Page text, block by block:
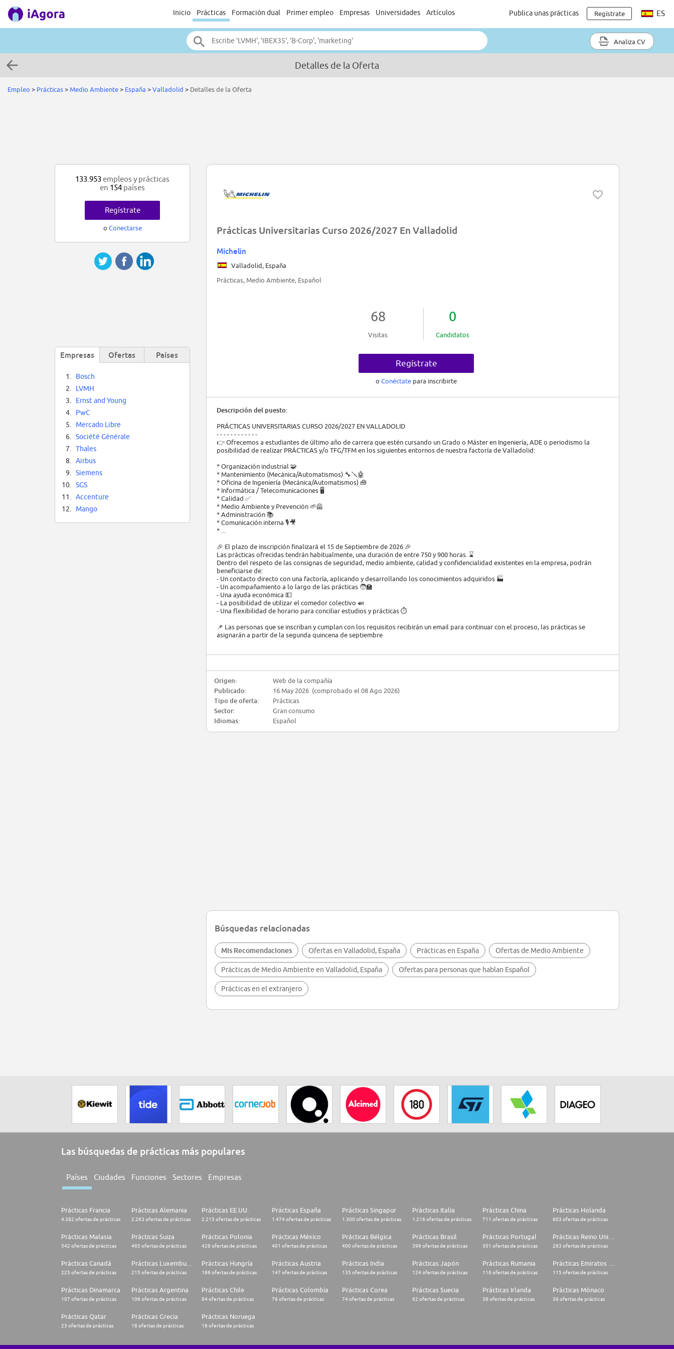
Inicio Prácticas Formación dual Primer empleo Empresas Universidades Artículos Publica unas prácticas Regístrate ES
Analiza CV
Detalles de la Oferta
Empleo > Prácticas> Medio Ambiente> España >Valladolid > Detalles de la Oferta
Prácticas Universitarias Curso 2026/2027 En Valladolid
Michelin
Valladolid, España
Prácticas, Medio Ambiente, Español
68
Visitas
0
Candidatos
Regístrate
o Conéctate para inscribirte
Descripción del puesto:
PRÁCTICAS UNIVERSITARIAS CURSO 2026/2027 EN VALLADOLID
- - - - - - - - - - - -
👉 Ofrecemos a estudiantes de último año de carrera que estén cursando un Grado o Máster en Ingeniería, ADE o periodismo la
posibilidad de realizar PRÁCTICAS y/o TFG/TFM en los siguientes entornos de nuestra factoría de Valladolid:
* Organización industrial 🧩
* Mantenimiento (Mecánica/Automatismos) 🔧🪛🤖
* Oficina de Ingeniería (Mecánica/Automatismos) 🧰
* Informática / Telecomunicaciones 🖥️
* Calidad ✅
* Medio Ambiente y Prevención 🌱🦺
* Administración 📚
* Comunicación interna 🎙️🎥
* ...
🎉 El plazo de inscripción finalizará el 15 de Septiembre de 2026 🎉
Las prácticas ofrecidas tendrán habitualmente, una duración de entre 750 y 900 horas. ⌛
Dentro del respeto de las consignas de seguridad, medio ambiente, calidad y confidencialidad existentes en la empresa, podrán
beneficiarse de:
- Un contacto directo con una factoría, aplicando y desarrollando los conocimientos adquiridos 🏭
- Un acompañamiento a lo largo de las prácticas 🧑‍🏫
- Una ayuda económica 💵
- La posibilidad de utilizar el comedor colectivo 🍛
- Una flexibilidad de horario para conciliar estudios y prácticas ⏱️
📌 Las personas que se inscriban y cumplan con los requisitos recibirán un email para continuar con el proceso, las prácticas se
asignarán a partir de la segunda quincena de septiembre
Origen:
Web de la compañía
Publicado:
16 May 2026 (comprobado el 08 Ago 2026)
Tipo de oferta:
Prácticas
Sector:
Gran consumo
Idiomas:
Español
Búsquedas relacionadas
Mis Recomendaciones Ofertas en Valladolid, España Prácticas en España Ofertas de Medio Ambiente
Prácticas de Medio Ambiente en Valladolid, España Ofertas para personas que hablan Español
Prácticas en el extranjero
133.953empleos y prácticas
en 154 países
Regístrate
o Conectarse
Empresas Ofertas Países
1.
Bosch
2.
LVMH
3.
Ernst and Young
4.
PwC
5.
Mercado Libre
6.
Société Générale
7.
Thales
8.
Airbus
9.
Siemens
10.
SGS
11.
Accenture
12.
Mango
Las búsquedas de prácticas más populares
Países Ciudades Funciones Sectores Empresas
Prácticas Francia
4.382 ofertas de prácticas
Prácticas Alemania
2.263 ofertas de prácticas
Prácticas EE.UU.
2.215 ofertas de prácticas
Prácticas España
1.474 ofertas de prácticas
Prácticas Singapur
1.300 ofertas de prácticas
Prácticas Italia
1.216 ofertas de prácticas
Prácticas China
711 ofertas de prácticas
Prácticas Holanda
603 ofertas de prácticas
Prácticas Malasia
542 ofertas de prácticas
Prácticas Suiza
465 ofertas de prácticas
Prácticas Polonia
428 ofertas de prácticas
Prácticas México
401 ofertas de prácticas
Prácticas Bélgica
400 ofertas de prácticas
Prácticas Brasil
399 ofertas de prácticas
Prácticas Portugal
301 ofertas de prácticas 263 ofertas de prácticas
Prácticas Canadá
225 ofertas de prácticas 215 ofertas de prácticas
Prácticas Hungría
186 ofertas de prácticas
Prácticas Austria
147 ofertas de prácticas
Prácticas India
135 ofertas de prácticas
Prácticas Japón
124 ofertas de prácticas
Prácticas Rumania
116 ofertas de prácticas 115 ofertas de prácticas
Prácticas Dinamarca
107 ofertas de prácticas
Prácticas Argentina
106 ofertas de prácticas
Prácticas Chile
84 ofertas de prácticas
Prácticas Colombia
76 ofertas de prácticas
Prácticas Corea
74 ofertas de prácticas
Prácticas Suecia
62 ofertas de prácticas
Prácticas Irlanda
38 ofertas de prácticas
Prácticas Mónaco
36 ofertas de prácticas
Prácticas Qatar
23 ofertas de prácticas
Prácticas Grecia
18 ofertas de prácticas
Prácticas Noruega
16 ofertas de prácticas